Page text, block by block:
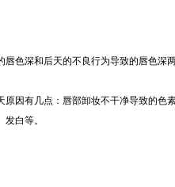
唇色深和后天的不良行为导致的唇色深两
原因有几点：唇部卸妆不干净导致的色
白等。